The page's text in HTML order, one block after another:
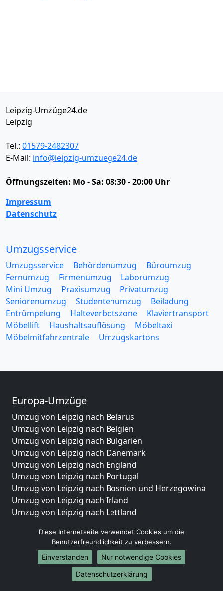
Leipzig-Umzüge24.de
Leipzig
Tel.: 01579-2482307
E-Mail: info@leipzig-umzuege24.de
Öffnungszeiten: Mo - Sa: 08:30 - 20:00 Uhr
Impressum
Datenschutz
Umzugsservice
Umzugsservice Behördenumzug
Büroumzug
Fernumzug
Firmenumzug
Laborumzug
Mini Umzug
Praxisumzug
Privatumzug
Seniorenumzug
Studentenumzug
Beiladung
Entrümpelung
Halteverbotszone
Klaviertransport
Möbellift
Haushaltsauflösung
Möbeltaxi
Möbelmitfahrzentrale
Umzugskartons
Europa-Umzüge
Umzug von Leipzig nach Belarus
Umzug von Leipzig nach Belgien
Umzug von Leipzig nach Bulgarien
Umzug von Leipzig nach Dänemark
Umzug von Leipzig nach England
Umzug von Leipzig nach Portugal
Umzug von Leipzig nach Bosnien und Herzegowina
Umzug von Leipzig nach Irland
Umzug von Leipzig nach Lettland
Umzug von Leipzig nach Kroatien
Umzug von Leipzig nach Estland
Umzug von Leipzig nach Finnland
Umzug von Leipzig nach Frankreich
Umzug von Leipzig nach Griechenland
Diese Internetseite verwendet Cookies um die
Benutzerfreundlichkeit zu verbessern.
Einverstanden
Nur notwendige Cookies
Datenschutzerklärung